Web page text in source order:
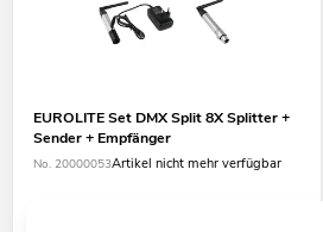
EUROLITE Set DMX Split 8X Splitter +
Sender + Empfänger
No. 20000053Artikel nicht mehr verfügbar